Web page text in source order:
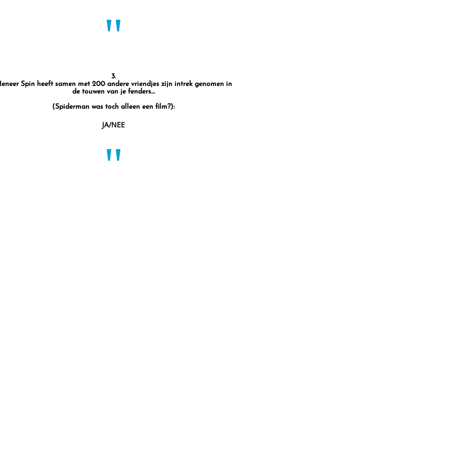
"
3.
Spin heeft samen met 200 andere vriendjes zijn intrek genomen in
de touwen van je fenders…
(Spiderman was toch alleen een film?):
JA/NEE
"